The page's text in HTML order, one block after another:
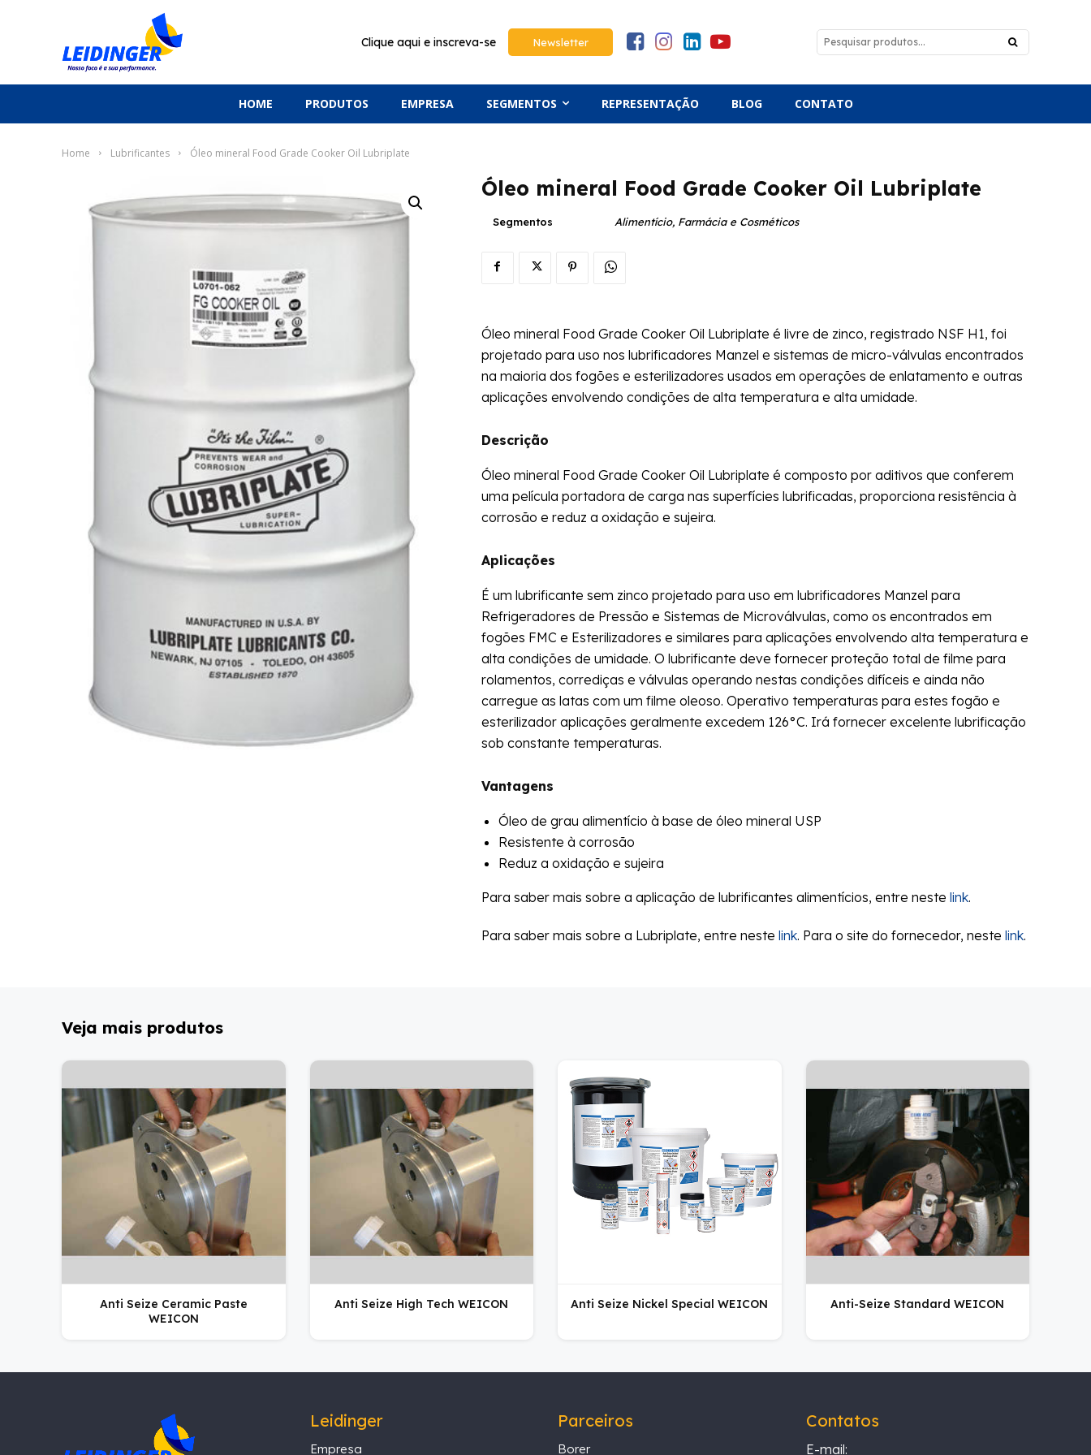
Clique aqui e inscreva-se Newsletter
HOME PRODUTOS EMPRESA SEGMENTOS REPRESENTAÇÃO BLOG CONTATO
Home Lubrificantes Óleo mineral Food Grade Cooker Oil Lubriplate
Óleo mineral Food Grade Cooker Oil Lubriplate
Segmentos Alimentício, Farmácia e Cosméticos
Óleo mineral Food Grade Cooker Oil Lubriplate é livre de zinco, registrado NSF H1, foi
projetado para uso nos lubrificadores Manzel e sistemas de micro-válvulas encontrados
na maioria dos fogões e esterilizadores usados em operações de enlatamento e outras
aplicações envolvendo condições de alta temperatura e alta umidade.
Descrição
Óleo mineral Food Grade Cooker Oil Lubriplate é composto por aditivos que conferem
uma película portadora de carga nas superfícies lubrificadas, proporciona resistência à
corrosão e reduz a oxidação e sujeira.
Aplicações
É um lubrificante sem zinco projetado para uso em lubrificadores Manzel para
Refrigeradores de Pressão e Sistemas de Microválvulas, como os encontrados em
fogões FMC e Esterilizadores e similares para aplicações envolvendo alta temperatura e
alta condições de umidade. O lubrificante deve fornecer proteção total de filme para
rolamentos, corrediças e válvulas operando nestas condições difíceis e ainda não
carregue as latas com um filme oleoso. Operativo temperaturas para estes fogão e
esterilizador aplicações geralmente excedem 126°C. Irá fornecer excelente lubrificação
sob constante temperaturas.
Vantagens
Óleo de grau alimentício à base de óleo mineral USP
Resistente à corrosão
Reduz a oxidação e sujeira
Para saber mais sobre a aplicação de lubrificantes alimentícios, entre neste link.
Para saber mais sobre a Lubriplate, entre neste link. Para o site do fornecedor, neste link.
Veja mais produtos
Anti Seize Ceramic Paste
WEICON
Anti Seize High Tech WEICON Anti Seize Nickel Special WEICON Anti-Seize Standard WEICON
Leidinger
Empresa
Parceiros
Borer
Contatos
E-mail: